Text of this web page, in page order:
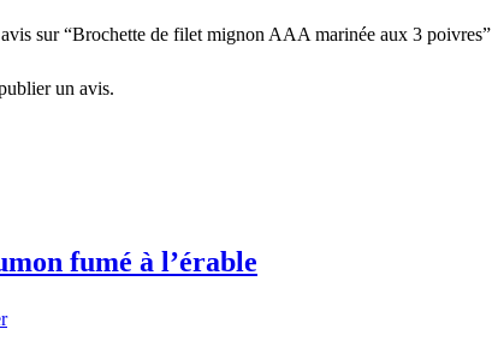
sur “Brochette de filet mignon AAA marinée aux 3 poivres”
un avis.
fumé à l’érable